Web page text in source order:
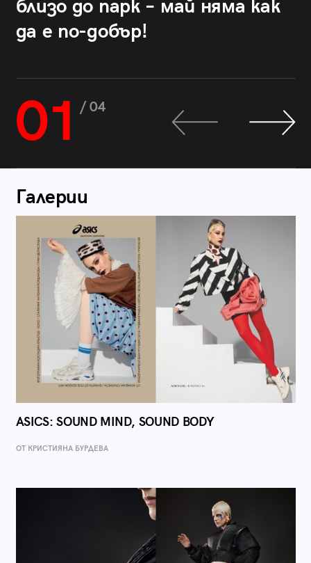
близо до парк – май няма как
да е по-добър!
01 / 04
Галерии
ASICS: SOUND MIND, SOUND BODY
ОТ КРИСТИЯНА БУРДЕВА